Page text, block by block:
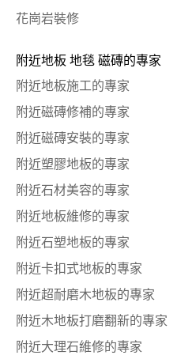
花崗岩裝修
附近地板 地毯 磁磚的專家
附近地板施工的專家
附近磁磚修補的專家
附近磁磚安裝的專家
附近塑膠地板的專家
附近石材美容的專家
附近地板維修的專家
附近石塑地板的專家
附近卡扣式地板的專家
附近超耐磨木地板的專家
附近木地板打磨翻新的專家
附近大理石維修的專家